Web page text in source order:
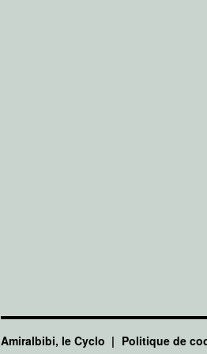
Amiralbibi, le Cyclo Politique de